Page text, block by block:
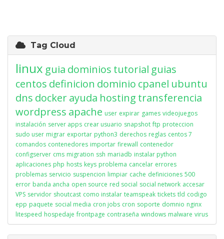
Tag Cloud
linux guia dominios tutorial guias
centos definicion dominio cpanel ubuntu
dns dockerayuda hosting transferencia
wordpress apache user expirar games videojuegos
instalación server apps crear usuario snapshot ftp proteccion
sudo user migrar exportar python3 derechos reglas centos 7
comandos contenedores importar firewall contenedor
configserver cms migration ssh mariadb instalar python
aplicaciones php hosts keys problema cancelar errores
problemas servicio suspencion limpiar cache definiciones 500
error banda ancha open source red social social network accesar
VPS servidor shoutcast como instalar teamspeak tickets tld codigo
epp paquete social media cron jobs cron soporte domnio nginx
litespeed hospedaje frontpage contraseña windows malware virus